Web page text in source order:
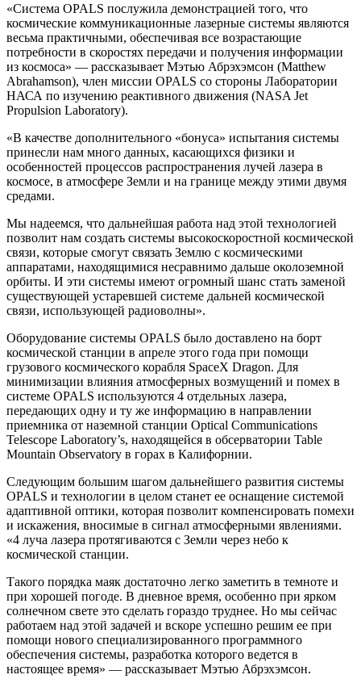
«Система OPALS послужила демонстрацией того, что
космические коммуникационные лазерные системы являются
весьма практичными, обеспечивая все возрастающие
потребности в скоростях передачи и получения информации
из космоса» — рассказывает Мэтью Абрэхэмсон (Matthew
Abrahamson), член миссии OPALS со стороны Лаборатории
НАСА по изучению реактивного движения (NASA Jet
Propulsion Laboratory).
«В качестве дополнительного «бонуса» испытания системы
принесли нам много данных, касающихся физики и
особенностей процессов распространения лучей лазера в
космосе, в атмосфере Земли и на границе между этими двумя
средами.
Мы надеемся, что дальнейшая работа над этой технологией
позволит нам создать системы высокоскоростной космической
связи, которые смогут связать Землю с космическими
аппаратами, находящимися несравнимо дальше околоземной
орбиты. И эти системы имеют огромный шанс стать заменой
существующей устаревшей системе дальней космической
связи, использующей радиоволны».
Оборудование системы OPALS было доставлено на борт
космической станции в апреле этого года при помощи
грузового космического корабля SpaceX Dragon. Для
минимизации влияния атмосферных возмущений и помех в
системе OPALS используются 4 отдельных лазера,
передающих одну и ту же информацию в направлении
приемника от наземной станции Optical Communications
Telescope Laboratory’s, находящейся в обсерватории Table
Mountain Observatory в горах в Калифорнии.
Следующим большим шагом дальнейшего развития системы
OPALS и технологии в целом станет ее оснащение системой
адаптивной оптики, которая позволит компенсировать помехи
и искажения, вносимые в сигнал атмосферными явлениями.
«4 луча лазера протягиваются с Земли через небо к
космической станции.
Такого порядка маяк достаточно легко заметить в темноте и
при хорошей погоде. В дневное время, особенно при ярком
солнечном свете это сделать гораздо труднее. Но мы сейчас
работаем над этой задачей и вскоре успешно решим ее при
помощи нового специализированного программного
обеспечения системы, разработка которого ведется в
настоящее время» — рассказывает Мэтью Абрэхэмсон.